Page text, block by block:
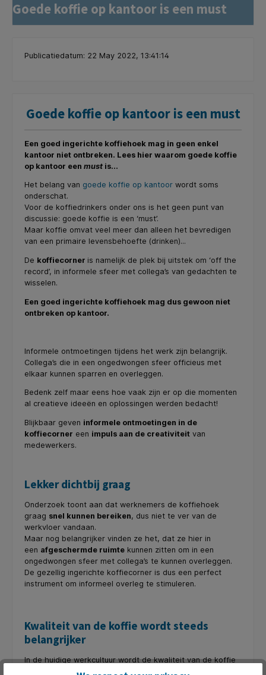
Goede koffie op kantoor is een must
Publicatiedatum: 22 May 2022, 13:41:14
Goede koffie op kantoor is een must
Een goed ingerichte koffiehoek mag in geen enkel
kantoor niet ontbreken. Lees hier waarom goede koffie
op kantoor een must is...
Het belang van goede koffie op kantoor wordt soms
onderschat.
Voor de koffiedrinkers onder ons is het geen punt van
discussie: goede koffie is een ‘must’.
Maar koffie omvat veel meer dan alleen het bevredigen
van een primaire levensbehoefte (drinken)...
De koffiecorner is namelijk de plek bij uitstek om ‘off the
record’, in informele sfeer met collega’s van gedachten te
wisselen.
Een goed ingerichte koffiehoek mag dus gewoon niet
ontbreken op kantoor.
Informele ontmoetingen tijdens het werk zijn belangrijk.
Collega’s die in een ongedwongen sfeer officieus met
elkaar kunnen sparren en overleggen.
Bedenk zelf maar eens hoe vaak zijn er op die momenten
al creatieve ideeën en oplossingen werden bedacht!
Blijkbaar geven informele ontmoetingen in de
koffiecorner een impuls aan de creativiteit van
medewerkers.
Lekker dichtbij graag
Onderzoek toont aan dat werknemers de koffiehoek
graag snel kunnen bereiken, dus niet te ver van de
werkvloer vandaan.
Maar nog belangrijker vinden ze het, dat ze hier in
een afgeschermde ruimte kunnen zitten om in een
ongedwongen sfeer met collega’s te kunnen overleggen.
De gezellig ingerichte koffiecorner is dus een perfect
instrument om informeel overleg te stimuleren.
Kwaliteit van de koffie wordt steeds
belangrijker
In de huidige werkcultuur wordt de kwaliteit van de koffie
steeds belangrijker.